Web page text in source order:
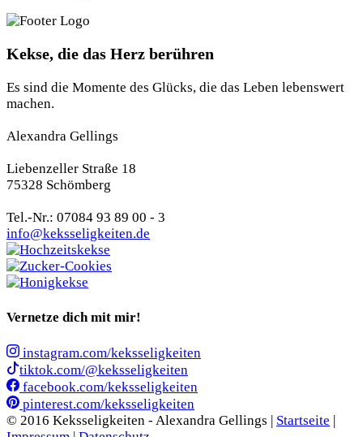
Kekse, die das Herz berühren
Es sind die Momente des Glücks, die das Leben lebenswert
machen.
Alexandra Gellings
Liebenzeller Straße 18
75328 Schömberg
Tel.-Nr.: 07084 93 89 00 - 3
info@keksseligkeiten.de
Vernetze dich mit mir!
instagram.com/keksseligkeiten
tiktok.com/@keksseligkeiten
facebook.com/keksseligkeiten
pinterest.com/keksseligkeiten
© 2016 Keksseligkeiten - Alexandra Gellings | Startseite |